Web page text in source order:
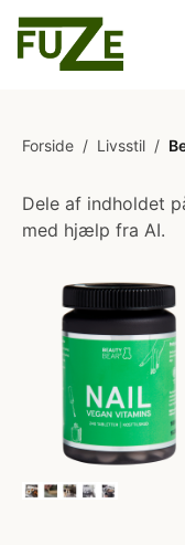
Forside / Livsstil /
Dele af indholdet
med hjælp fra AI.